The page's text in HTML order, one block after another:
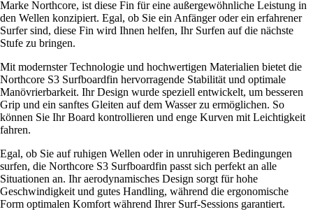
Marke Northcore, ist diese Fin für eine außergewöhnliche Leistung in
den Wellen konzipiert. Egal, ob Sie ein Anfänger oder ein erfahrener
Surfer sind, diese Fin wird Ihnen helfen, Ihr Surfen auf die nächste
Stufe zu bringen.
Mit modernster Technologie und hochwertigen Materialien bietet die
Northcore S3 Surfboardfin hervorragende Stabilität und optimale
Manövrierbarkeit. Ihr Design wurde speziell entwickelt, um besseren
Grip und ein sanftes Gleiten auf dem Wasser zu ermöglichen. So
können Sie Ihr Board kontrollieren und enge Kurven mit Leichtigkeit
fahren.
Egal, ob Sie auf ruhigen Wellen oder in unruhigeren Bedingungen
surfen, die Northcore S3 Surfboardfin passt sich perfekt an alle
Situationen an. Ihr aerodynamisches Design sorgt für hohe
Geschwindigkeit und gutes Handling, während die ergonomische
Form optimalen Komfort während Ihrer Surf-Sessions garantiert.